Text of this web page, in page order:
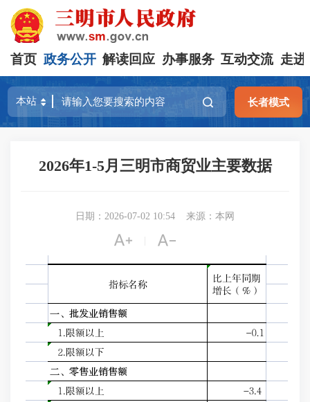
首页 政务公开 解读回应 办事服务 互动交流 走进
长者模式
2026年1-5月三明市商贸业主要数据
日期：2026-07-02 10:54 来源：本网
 